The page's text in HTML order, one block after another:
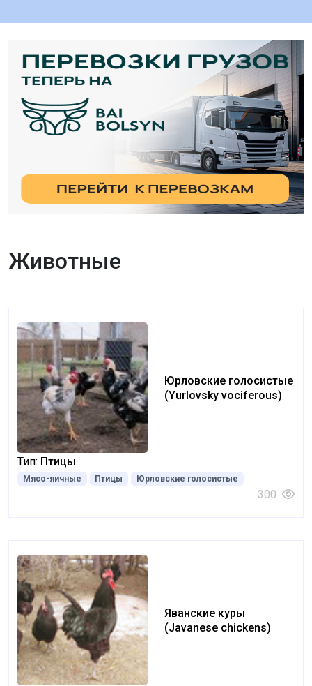
Животные
Юрловские голосистые
(Yurlovsky vociferous)
Тип: Птицы
Мясо-яичные Птицы Юрловские голосистые
300
Яванские куры
(Javanese chickens)